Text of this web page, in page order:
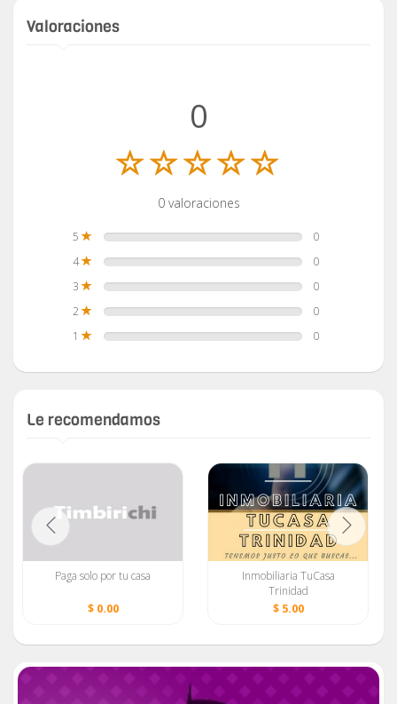
Valoraciones
0
0 valoraciones
5
0
4
0
3
0
2
0
1
0
Le recomendamos
Paga solo por tu casa
$ 0.00
Inmobiliaria TuCasa
Trinidad
$ 5.00